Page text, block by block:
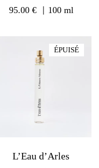
95.00 € ｜100 ml
ÉPUISÉ
L’Eau d’Arles